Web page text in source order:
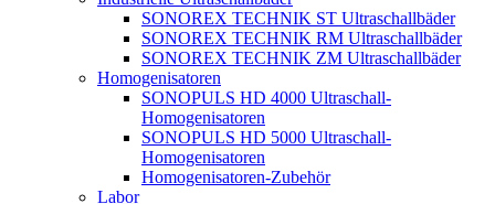
SONOREX TECHNIK ST Ultraschallbäder
SONOREX TECHNIK RM Ultraschallbäder
SONOREX TECHNIK ZM Ultraschallbäder
Homogenisatoren
SONOPULS HD 4000 Ultraschall-
Homogenisatoren
SONOPULS HD 5000 Ultraschall-
Homogenisatoren
Homogenisatoren-Zubehör
Labor